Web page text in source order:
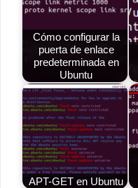
Cómo configurar la
puerta de enlace
predeterminada en
Ubuntu
APT-GET en Ubuntu